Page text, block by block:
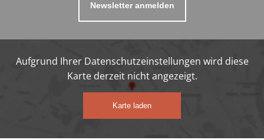
Newsletter anmelden
Aufgrund Ihrer Datenschutzeinstellungen wird diese
Karte derzeit nicht angezeigt.
Karte laden